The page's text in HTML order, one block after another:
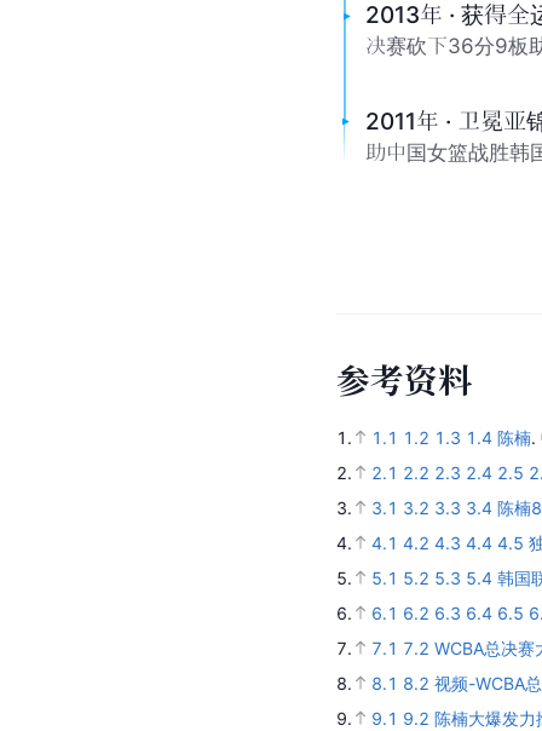
2013年 · 获得全
决赛砍下36分9板
2011年 · 卫冕亚
助中国女篮战胜韩
参考资料
1. 1.1 1.2 1.3 1.4 陈楠.
2.
2.1 2.2 2.3 2.4 2.5
3.
3.1 3.2 3.3 3.4 陈楠
4.
4.1 4.2 4.3 4.4 4.5
5.
5.1 5.2 5.3 5.4 韩国
6.
6.1 6.2 6.3 6.4 6.5
7.
7.1 7.2 WCBA总决赛
8.
8.1 8.2 视频-WCBA
9.
9.1 9.2 陈楠大爆发力